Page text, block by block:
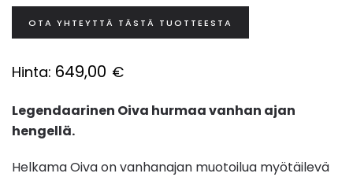
OTA YHTEYTTÄ TÄSTÄ TUOTTEESTA
Hinta: 649,00 €
Legendaarinen Oiva hurmaa vanhan ajan
hengellä.
Helkama Oiva on vanhanajan muotoilua myötäilevä